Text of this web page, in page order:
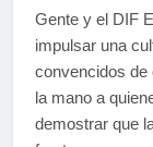
Gente y el DIF
impulsar una
convencidos de
la mano a
demostrar que